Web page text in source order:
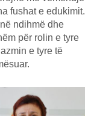
fushat e edukimit.
ndihmë dhe
për rolin e tyre
e tyre të